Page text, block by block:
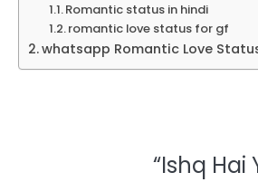
Romantic status in hindi
romantic love status for gf
whatsapp Romantic Love
“Ishq